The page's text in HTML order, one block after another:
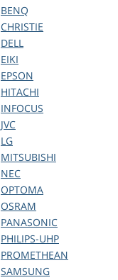
BENQ
CHRISTIE
DELL
EIKI
EPSON
HITACHI
INFOCUS
JVC
LG
MITSUBISHI
NEC
OPTOMA
OSRAM
PANASONIC
PHILIPS-UHP
PROMETHEAN
SAMSUNG